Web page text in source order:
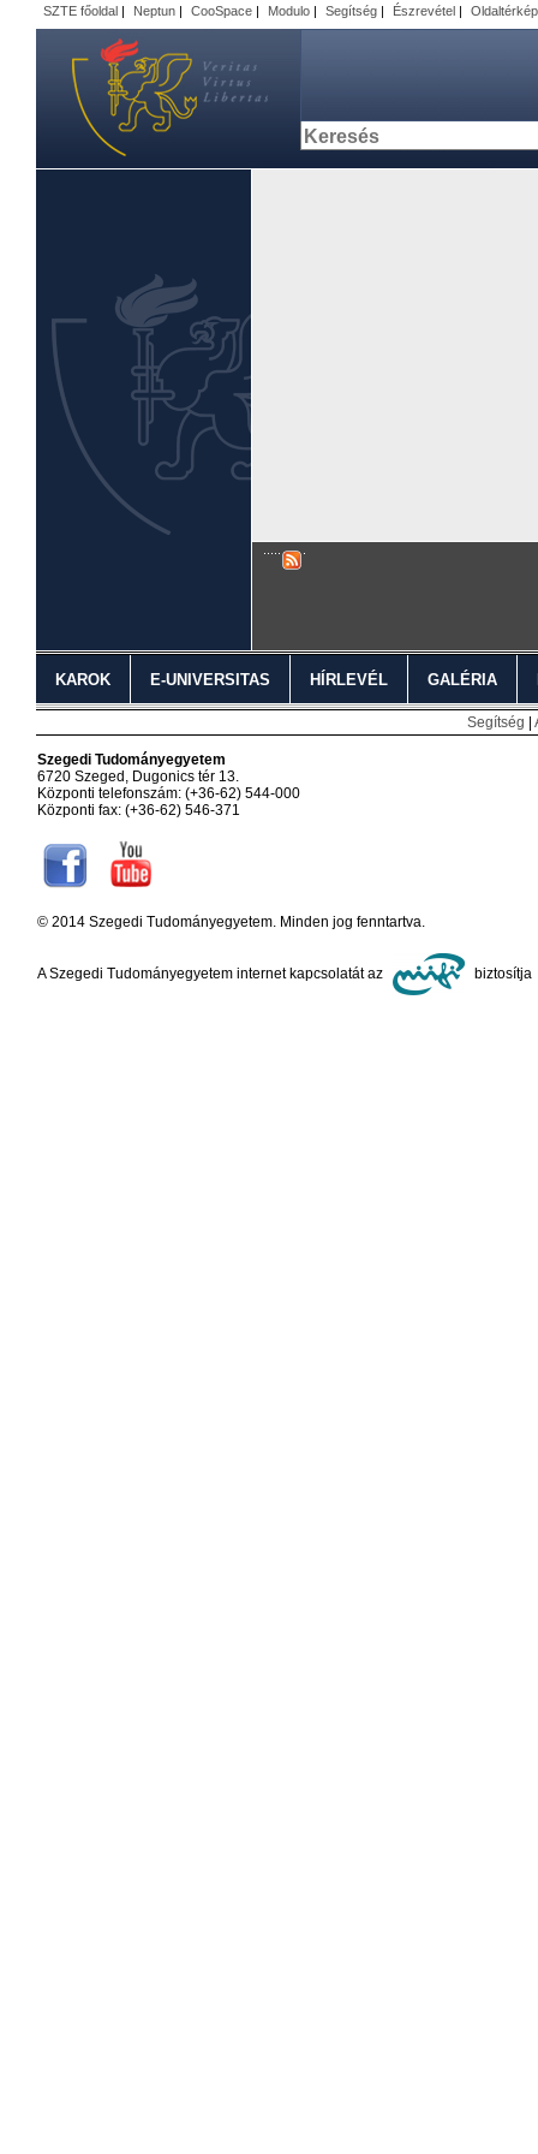
SZTE főoldal | Neptun | CooSpace | Modulo | Segítség | Észrevétel | Oldaltérkép
KAROK E-UNIVERSITAS HÍRLEVÉL GALÉRIA
Segítség
Szegedi Tudományegyetem
6720 Szeged, Dugonics tér 13.
Központi telefonszám: (+36-62) 544-000
Központi fax: (+36-62) 546-371
© 2014 Szegedi Tudományegyetem. Minden jog fenntartva.
A Szegedi Tudományegyetem internet kapcsolatát az biztosítja